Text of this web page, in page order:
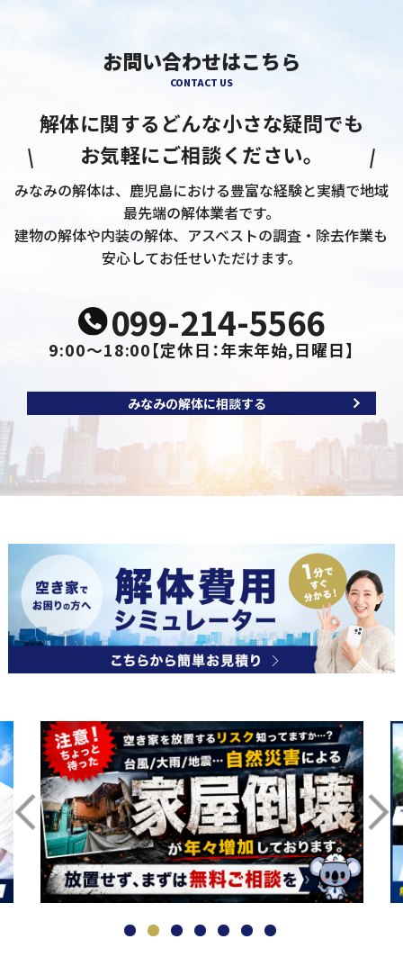
お問い合わせはこちら
CONTACT US
解体に関するどんな小さな疑問でも
お気軽にご相談ください。
みなみの解体は、鹿児島における豊富な経験と実績で地域
最先端の解体業者です。
建物の解体や内装の解体、アスベストの調査・除去作業も
安心してお任せいただけます。
099-214-5566
9:00～18:00【定休日：年末年始,日曜日】
みなみの解体に相談する